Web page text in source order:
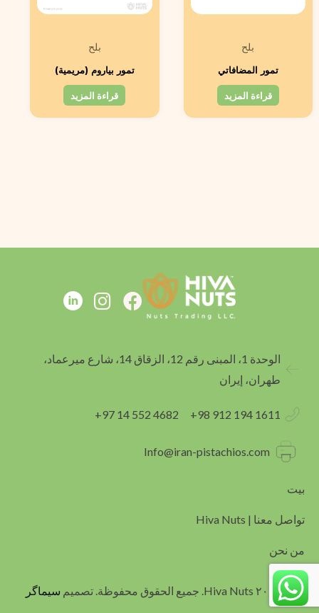
بلح
تمور المضافاتي
قراءة المزيد
بلح
تمور بياروم (مريمية)
قراءة المزيد
F
e
o
I
t
r
الوحدة 1، المبنى رقم 12، الزقاق 14، شارع ميرعماد،
طهران، إيران
1611 194 912 98+
4682 552 14 97+
Info@iran-pistachios.com
بیت
تواصل معنا | Hiva Nuts
من نحن
© ٢٠٢٤ Hiva Nuts. جميع الحقوق محفوظة. تصميم سيماگر